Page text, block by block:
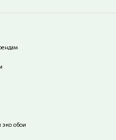
эко обои